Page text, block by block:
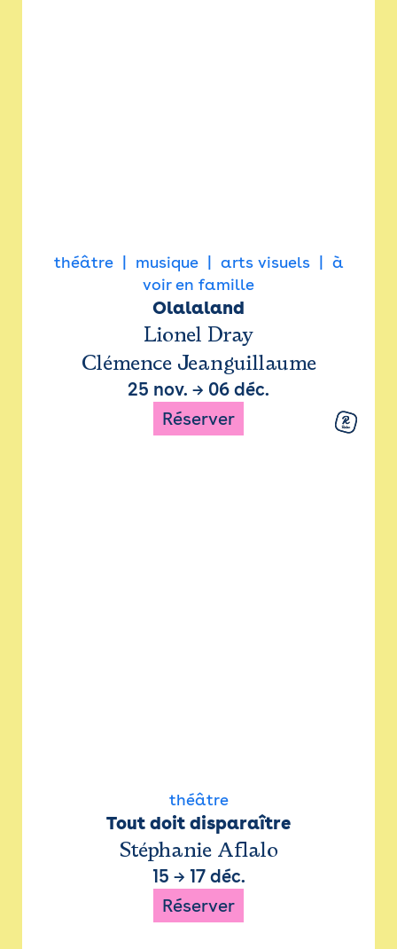
théâtre musique arts visuels
à
voir en famille
Olalaland
Lionel Dray
Clémence Jeanguillaume
25 nov. → 06 déc.
Réserver
théâtre
Tout doit disparaître
Stéphanie Aflalo
15 → 17 déc.
Réserver